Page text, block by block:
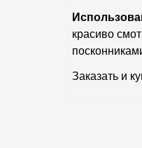
красиво
Заказать и